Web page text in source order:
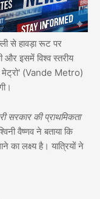
से हावड़ा रूट पर
और इसमें विश्व स्तरीय
मेट्रो' (Vande Metro)
सरकार की प्राथमिकता
वैष्णव ने बताया कि
लक्ष्य है। यात्रियों ने